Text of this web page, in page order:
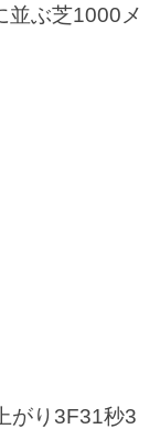
並ぶ芝1000メ
がり3F31秒3